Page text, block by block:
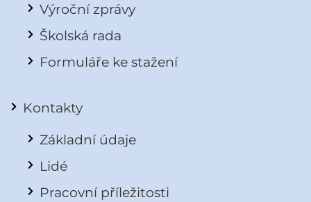
Výroční zprávy
Školská rada
Formuláře ke stažení
Kontakty
Základní údaje
Lidé
Pracovní příležitosti